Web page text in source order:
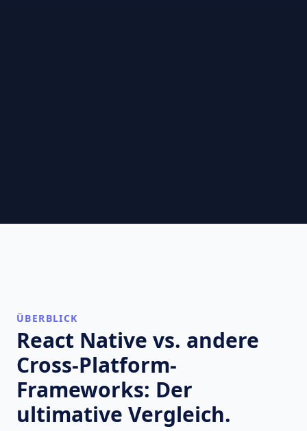
ÜBERBLICK
React Native vs. andere
Cross-Platform-
Frameworks: Der
ultimative Vergleich.